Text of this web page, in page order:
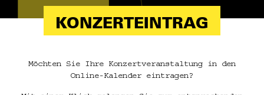
KONZERTEINTRAG
Möchten Sie Ihre Konzertveranstaltung in den
Online-Kalender eintragen?